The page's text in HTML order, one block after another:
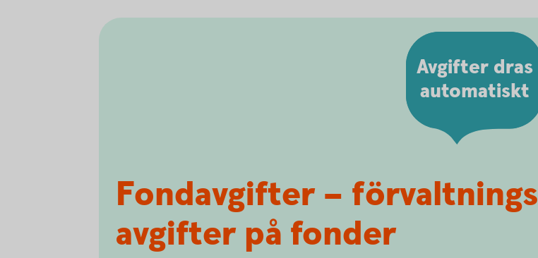
Fondavgifter –
avgifter på fonder
Avgifter dras
automatiskt